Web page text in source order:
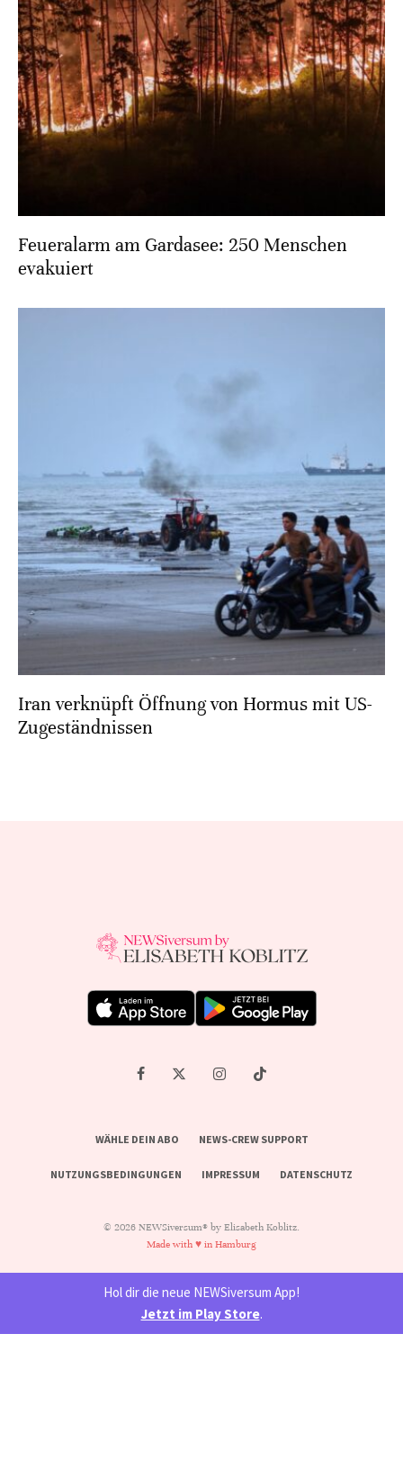
Feueralarm am Gardasee: 250 Menschen
evakuiert
Iran verknüpft Öffnung von Hormus mit US-
Zugeständnissen
WÄHLE DEIN ABO NEWS-CREW SUPPORT
NUTZUNGSBEDINGUNGEN IMPRESSUM DATENSCHUTZ
© 2026 NEWSiversum® by Elisabeth Koblitz.
Made with ♥ in Hamburg
Hol dir die neue NEWSiversum App!
Jetzt im Play Store.